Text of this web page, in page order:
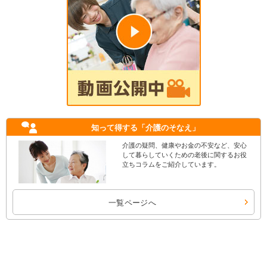
知って得する 「介護のそなえ」
介護の疑問、健康やお金の不安など、安心
して暮らしていくための老後に関するお役
立ちコラムをご紹介しています。
一覧ページへ